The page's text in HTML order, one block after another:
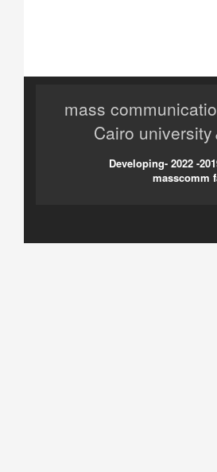
mass
Cairo university
Developing- 2022 -
masscomm